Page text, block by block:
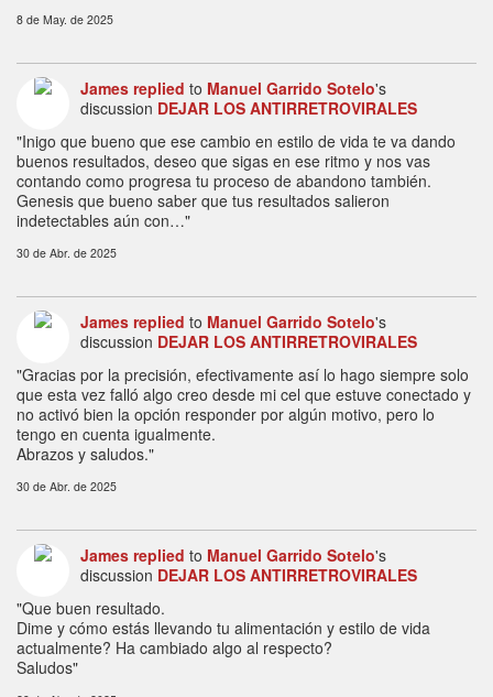
8 de May. de 2025
James replied to Manuel Garrido Sotelo's
discussion DEJAR LOS ANTIRRETROVIRALES
"Inigo que bueno que ese cambio en estilo de vida te va dando
buenos resultados, deseo que sigas en ese ritmo y nos vas
contando como progresa tu proceso de abandono también.
Genesis que bueno saber que tus resultados salieron
indetectables aún con…"
30 de Abr. de 2025
James replied to Manuel Garrido Sotelo's
discussion DEJAR LOS ANTIRRETROVIRALES
"Gracias por la precisión, efectivamente así lo hago siempre solo
que esta vez falló algo creo desde mi cel que estuve conectado y
no activó bien la opción responder por algún motivo, pero lo
tengo en cuenta igualmente.
Abrazos y saludos."
30 de Abr. de 2025
James replied to Manuel Garrido Sotelo's
discussion DEJAR LOS ANTIRRETROVIRALES
"Que buen resultado.
Dime y cómo estás llevando tu alimentación y estilo de vida
actualmente? Ha cambiado algo al respecto?
Saludos"